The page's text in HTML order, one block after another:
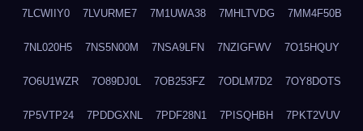
7LCWIIY0 7LVURME7 7M1UWA38 7MHLTVDG 7MM4F50B
7NL020H5 7NS5N00M 7NSA9LFN 7NZIGFWV 7O15HQUY
7O6U1WZR 7O89DJ0L 7OB253FZ 7ODLM7D2 7OY8DOTS
7P5VTP24 7PDDGXNL 7PDF28N1 7PISQHBH 7PKT2VUV